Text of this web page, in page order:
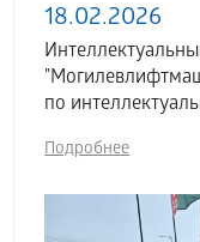
18.02.2026
по
Подробнее